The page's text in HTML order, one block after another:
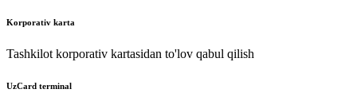
Korporativ karta
Tashkilot korporativ kartasidan to'lov qabul qilish
UzCard terminal